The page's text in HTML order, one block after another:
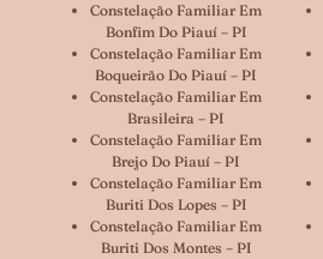
Constelação Familiar Em
Bonfim Do Piauí – PI
Constelação Familiar Em
Boqueirão Do Piauí – PI
Constelação Familiar Em
Brasileira – PI
Constelação Familiar Em
Brejo Do Piauí – PI
Constelação Familiar Em
Buriti Dos Lopes – PI
Constelação Familiar Em
Buriti Dos Montes – PI